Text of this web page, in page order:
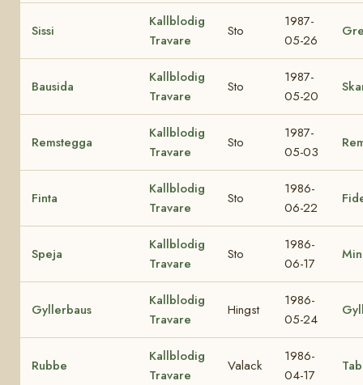
Sissi
Kallblodig
Travare
Sto
1987-
05-26
Bausida
Kallblodig
Travare
Sto
1987-
05-20
Remstegga
Kallblodig
Travare
Sto
1987-
05-03
Finta
Kallblodig
Travare
Sto
1986-
06-22
Speja
Kallblodig
Travare
Sto
1986-
06-17
Gyllerbaus
Kallblodig
Travare
Hingst
1986-
05-24
Rubbe
Kallblodig
Travare
Valack
1986-
04-17